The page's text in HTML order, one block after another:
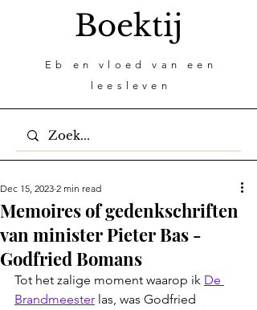
Boektij
Eb en vloed van een
leesleven
Memoires of gedenkschriften
van minister Pieter Bas -
Godfried Bomans
Dec 15, 2023 2 min read
Tot het zalige moment waarop ik De
Brandmeester las, was Godfried